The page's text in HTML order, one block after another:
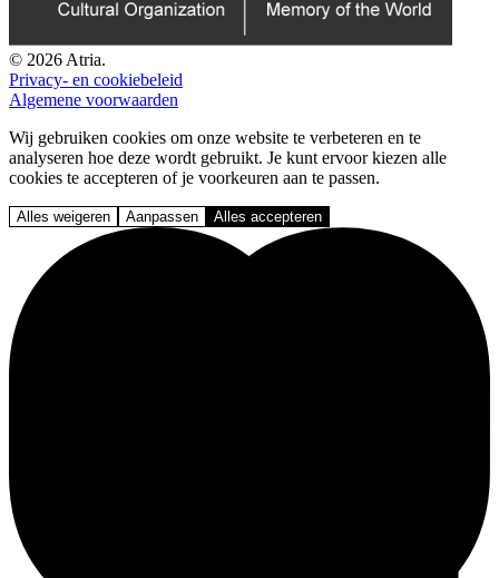
© 2026 Atria.
Privacy- en cookiebeleid
Algemene voorwaarden
Wij gebruiken cookies om onze website te verbeteren en te
analyseren hoe deze wordt gebruikt. Je kunt ervoor kiezen alle
cookies te accepteren of je voorkeuren aan te passen.
Alles weigeren Aanpassen Alles accepteren